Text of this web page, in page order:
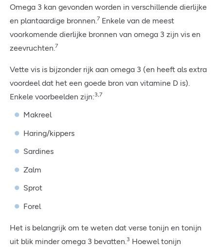
Omega 3 kan gevonden worden in verschillende dierlijke
en plantaardige bronnen. 7 Enkele van de meest
voorkomende dierlijke bronnen van omega 3 zijn vis en
zeevruchten. 7
Vette vis is bijzonder rijk aan omega 3 (en heeft als extra
voordeel dat het een goede bron van vitamine D is).
Enkele voorbeelden zijn:3,7
Makreel
Haring/kippers
Sardines
Zalm
Sprot
Forel
Het is belangrijk om te weten dat verse tonijn en tonijn
uit blik minder omega 3 bevatten.3 Hoewel tonijn